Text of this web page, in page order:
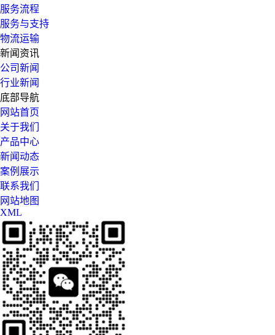
服务流程
服务与支持
物流运输
新闻资讯
公司新闻
行业新闻
底部导航
网站首页
关于我们
产品中心
新闻动态
案例展示
联系我们
网站地图
XML